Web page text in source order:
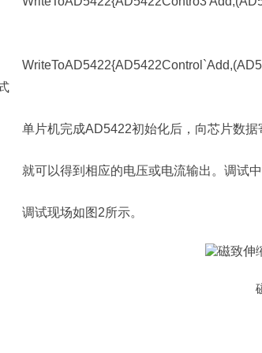
片机完成AD5422初始化后，向芯片数据
可以得到相应的电压或电流输出。调试中
试现场如图2所示。
磁